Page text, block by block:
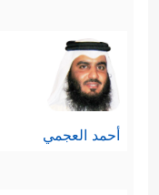
أحمد العجمي